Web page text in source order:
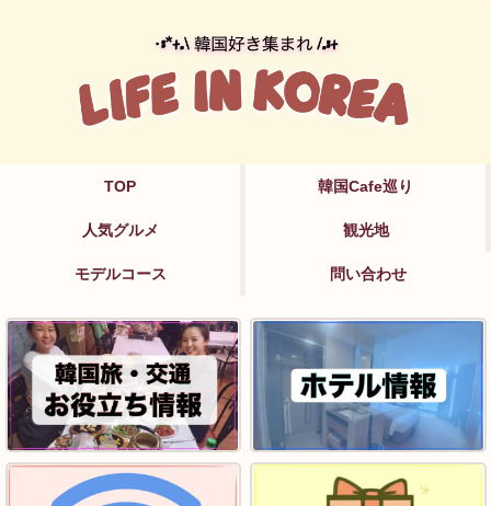
TOP 韓国Cafe巡り
人気グルメ 観光地
モデルコース 問い合わせ